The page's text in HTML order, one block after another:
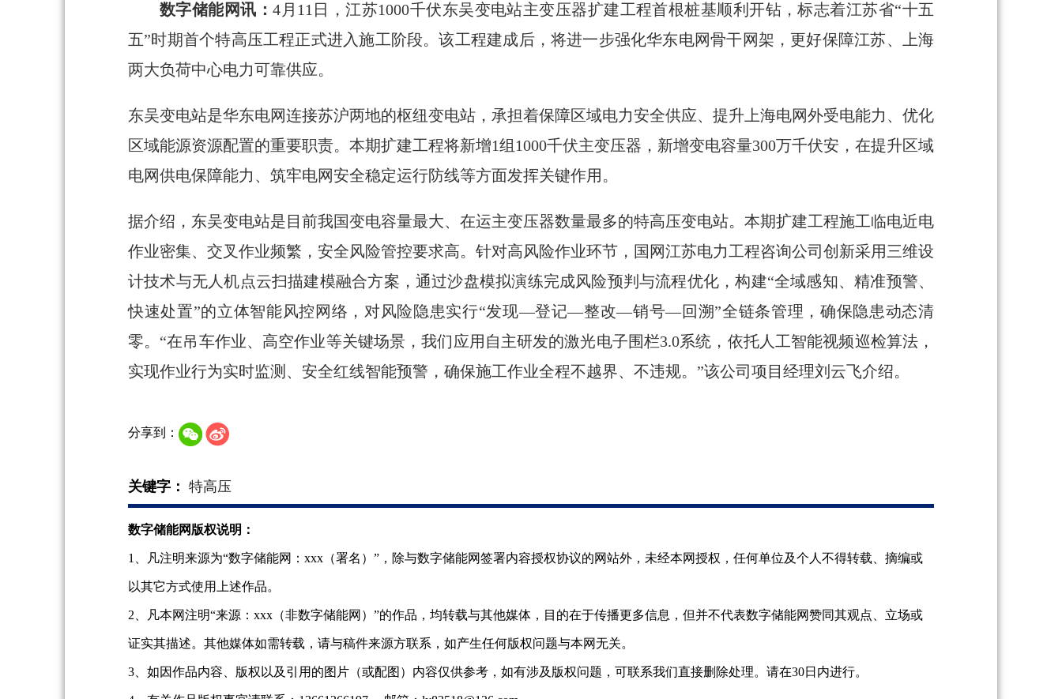
数字储能网讯：4月11日，江苏1000千伏东吴变电站主变压器扩建工程首根桩基顺利开钻，标志着江苏省“十五
五”时期首个特高压工程正式进入施工阶段。该工程建成后，将进一步强化华东电网骨干网架，更好保障江苏、上海
两大负荷中心电力可靠供应。
东吴变电站是华东电网连接苏沪两地的枢纽变电站，承担着保障区域电力安全供应、提升上海电网外受电能力、优化
区域能源资源配置的重要职责。本期扩建工程将新增1组1000千伏主变压器，新增变电容量300万千伏安，在提升区域
电网供电保障能力、筑牢电网安全稳定运行防线等方面发挥关键作用。
据介绍，东吴变电站是目前我国变电容量最大、在运主变压器数量最多的特高压变电站。本期扩建工程施工临电近电
作业密集、交叉作业频繁，安全风险管控要求高。针对高风险作业环节，国网江苏电力工程咨询公司创新采用三维设
计技术与无人机点云扫描建模融合方案，通过沙盘模拟演练完成风险预判与流程优化，构建“全域感知、精准预警、
快速处置”的立体智能风控网络，对风险隐患实行“发现—登记—整改—销号—回溯”全链条管理，确保隐患动态清
零。“在吊车作业、高空作业等关键场景，我们应用自主研发的激光电子围栏3.0系统，依托人工智能视频巡检算法，
实现作业行为实时监测、安全红线智能预警，确保施工作业全程不越界、不违规。”该公司项目经理刘云飞介绍。
分享到：
关键字： 特高压
数字储能网版权说明：
1、凡注明来源为“数字储能网：xxx（署名）”，除与数字储能网签署内容授权协议的网站外，未经本网授权，任何单位及个人不得转载、摘编或
以其它方式使用上述作品。
2、凡本网注明“来源：xxx（非数字储能网）”的作品，均转载与其他媒体，目的在于传播更多信息，但并不代表数字储能网赞同其观点、立场或
证实其描述。其他媒体如需转载，请与稿件来源方联系，如产生任何版权问题与本网无关。
3、如因作品内容、版权以及引用的图片（或配图）内容仅供参考，如有涉及版权问题，可联系我们直接删除处理。请在30日内进行。